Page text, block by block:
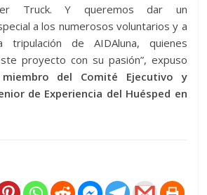
Truck. Y queremos dar un
a los numerosos voluntarios y a
tripulación de AIDAluna, quienes
proyecto con su pasión”, expuso
del Comité Ejecutivo y
de Experiencia del Huésped en